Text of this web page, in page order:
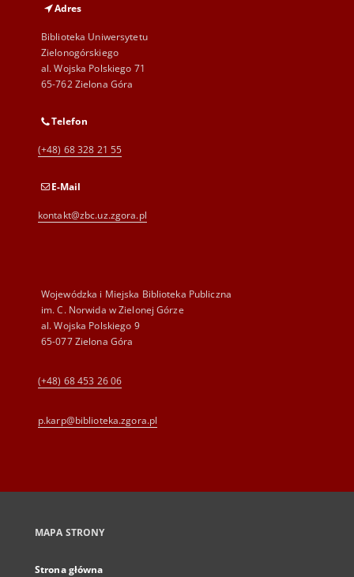
Adres
Biblioteka Uniwersytetu
Zielonogórskiego
al. Wojska Polskiego 71
65-762 Zielona Góra
Telefon
(+48) 68 328 21 55
E-Mail
kontakt@zbc.uz.zgora.pl
Wojewódzka i Miejska Biblioteka Publiczna
im. C. Norwida w Zielonej Górze
al. Wojska Polskiego 9
65-077 Zielona Góra
(+48) 68 453 26 06
p.karp@biblioteka.zgora.pl
MAPA STRONY
Strona główna